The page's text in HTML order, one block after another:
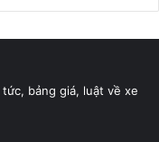
bảng giá, luật về xe